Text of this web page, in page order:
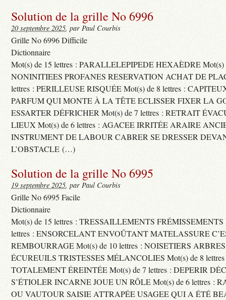
Solution de la grille No 6996
20 septembre 2025, par Paul Courbis
Grille No 6996 Difficile
Dictionnaire
Mot(s) de 15 lettres : PARALLELEPIPEDE HEXAÈDRE Mot(s)
NONINITIEES PROFANES RESERVATION ACHAT DE
lettres : PERILLEUSE RISQUÉE Mot(s) de 8 lettres :
PARFUM QUI MONTE À LA TÊTE ECLISSER FIXER LA
ESSARTER DÉFRICHER Mot(s) de 7 lettres : RETRAIT
LIEUX Mot(s) de 6 lettres : AGACEE IRRITÉE ARAIRE
INSTRUMENT DE LABOUR CABRER SE DRESSER
L’OBSTACLE (…)
Solution de la grille No 6995
19 septembre 2025, par Paul Courbis
Grille No 6995 Facile
Dictionnaire
Mot(s) de 15 lettres : TRESSAILLEMENTS FRÉMISSEMENTS
lettres : ENSORCELANT ENVOÛTANT MATELASSURE
REMBOURRAGE Mot(s) de 10 lettres : NOISETIERS
ÉCUREUILS TRISTESSES MÉLANCOLIES Mot(s) de 8
TOTALEMENT ÉREINTÉE Mot(s) de 7 lettres : DEPERIR
S’ÉTIOLER INCARNE JOUE UN RÔLE Mot(s) de 6 lettres :
OU VAUTOUR SAISIE ATTRAPÉE USAGEE QUI A ÉTÉ